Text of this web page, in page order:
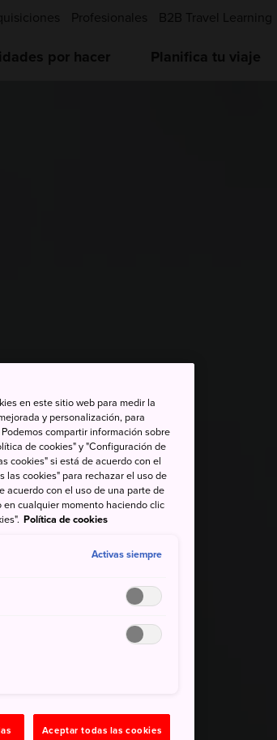
Profesionales B2B Travel Learning
por hacer Planifica tu viaje
en este sitio web para medir la
y personalización, para
compartir información sobre
de cookies" y "Configuración de
cookies" si está de acuerdo con el
las cookies" para rechazar el uso de
acuerdo con el uso de una parte de
cualquier momento haciendo clic
Política de cookies
Activas siempre
Aceptar todas las cookies